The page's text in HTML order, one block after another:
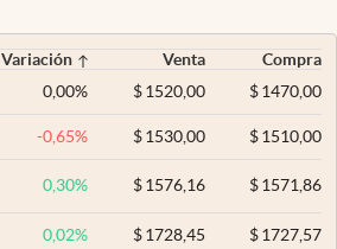
Variación Venta
Compra
0,00% $ 1520,00 $1470,00
-0,65% $ 1530,00 $1510,00
0,30% $ 1576,16 $1571,86
0,02% $ 1728,45 $1727,57